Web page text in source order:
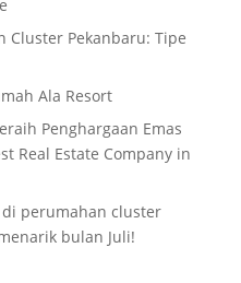
Cluster Pekanbaru: Tipe
Ala Resort
Penghargaan Emas
Real Estate Company in
perumahan cluster
bulan Juli!